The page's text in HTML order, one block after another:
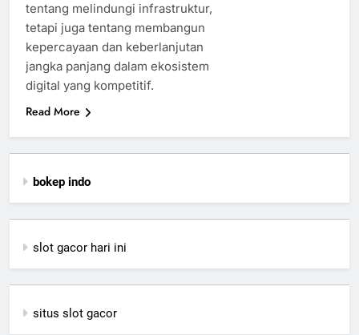
tentang melindungi infrastruktur,
tetapi juga tentang membangun
kepercayaan dan keberlanjutan
jangka panjang dalam ekosistem
digital yang kompetitif.
Read More
bokep indo
slot gacor hari ini
situs slot gacor